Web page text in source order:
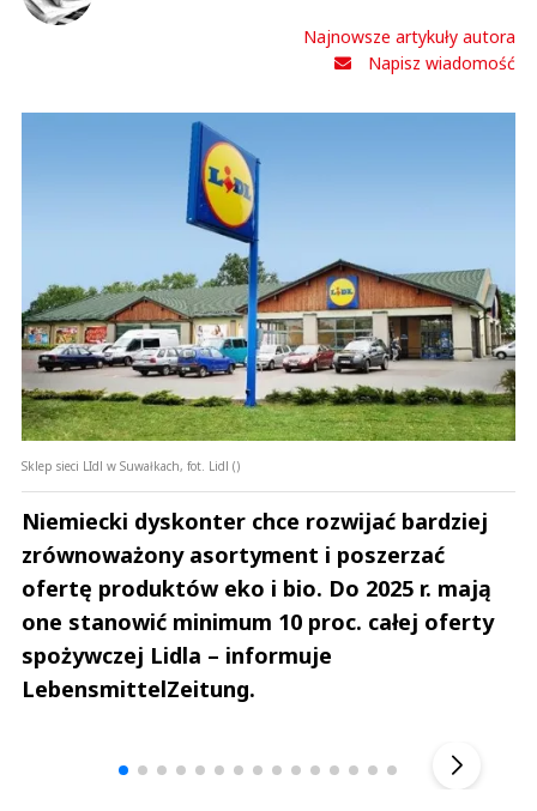
Najnowsze artykuły autora
Napisz wiadomość
Sklep sieci LIdl w Suwałkach, fot. Lidl ()
Niemiecki dyskonter chce rozwijać bardziej
zrównoważony asortyment i poszerzać
ofertę produktów eko i bio. Do 2025 r. mają
one stanowić minimum 10 proc. całej oferty
spożywczej Lidla – informuje
LebensmittelZeitung.